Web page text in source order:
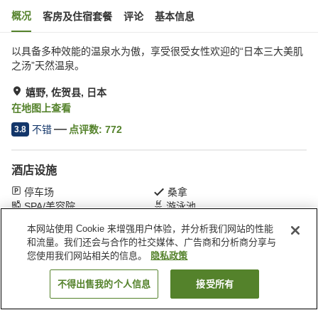
概况 客房及住宿套餐 评论 基本信息
以具备多种效能的温泉水为傲，享受很受女性欢迎的“日本三大美肌
之汤”天然温泉。
嬉野, 佐贺县, 日本
在地图上查看
3.8 不错 点评数: 772
酒店设施
停车场
桑拿
SPA/美容院
游泳池
首页 日本 佐贺县 嬉野 大江户温泉物语 嬉野馆
搜索客房
本网站使用 Cookie 来增强用户体验，并分析我们网站的性能
和流量。我们还会与合作的社交媒体、广告商和分析商分享与
您使用我们网站相关的信息。
隐私政策
不得出售我的个人信息 接受所有